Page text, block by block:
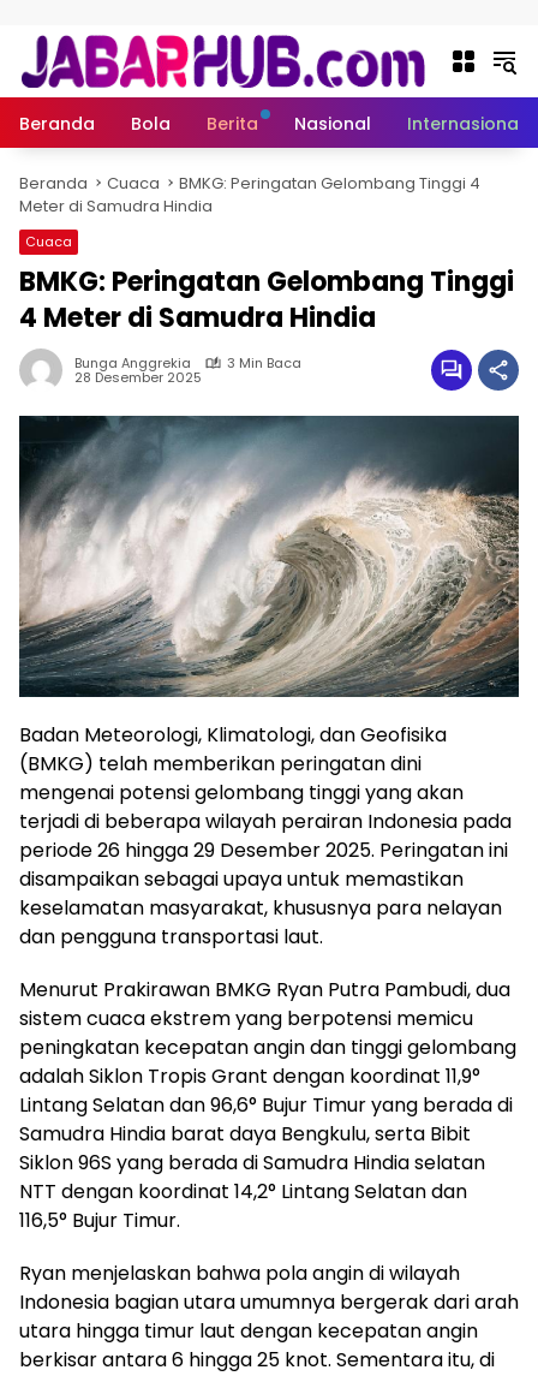
Beranda Bola Berita Nasional Internasional
Beranda Cuaca
BMKG: Peringatan Gelombang Tinggi 4
Meter di Samudra Hindia
Cuaca
BMKG: Peringatan Gelombang Tinggi
4 Meter di Samudra Hindia
Bunga Anggrekia 3 Min Baca
28 Desember 2025
Badan Meteorologi, Klimatologi, dan Geofisika
(BMKG) telah memberikan peringatan dini
mengenai potensi gelombang tinggi yang akan
terjadi di beberapa wilayah perairan Indonesia pada
periode 26 hingga 29 Desember 2025. Peringatan ini
disampaikan sebagai upaya untuk memastikan
keselamatan masyarakat, khususnya para nelayan
dan pengguna transportasi laut.
Menurut Prakirawan BMKG Ryan Putra Pambudi, dua
sistem cuaca ekstrem yang berpotensi memicu
peningkatan kecepatan angin dan tinggi gelombang
adalah Siklon Tropis Grant dengan koordinat 11,9°
Lintang Selatan dan 96,6° Bujur Timur yang berada di
Samudra Hindia barat daya Bengkulu, serta Bibit
Siklon 96S yang berada di Samudra Hindia selatan
NTT dengan koordinat 14,2° Lintang Selatan dan
116,5° Bujur Timur.
Ryan menjelaskan bahwa pola angin di wilayah
Indonesia bagian utara umumnya bergerak dari arah
utara hingga timur laut dengan kecepatan angin
berkisar antara 6 hingga 25 knot. Sementara itu, di